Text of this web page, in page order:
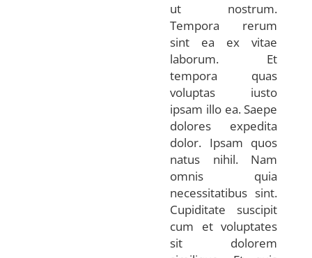
ut nostrum.
Tempora rerum
sint ea ex vitae
laborum. Et
tempora quas
voluptas iusto
ipsam illo ea. Saepe
dolores expedita
dolor. Ipsam quos
natus nihil. Nam
omnis quia
necessitatibus sint.
Cupiditate suscipit
cum et voluptates
sit dolorem